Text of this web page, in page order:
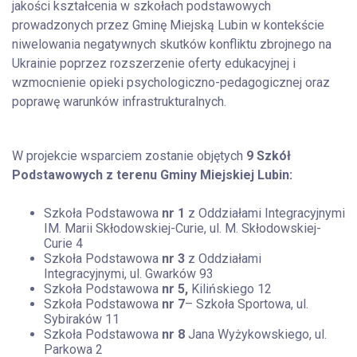
jakości kształcenia w szkołach podstawowych
prowadzonych przez Gminę Miejską Lubin w kontekście
niwelowania negatywnych skutków konfliktu zbrojnego na
Ukrainie poprzez rozszerzenie oferty edukacyjnej i
wzmocnienie opieki psychologiczno-pedagogicznej oraz
poprawę warunków infrastrukturalnych.
W projekcie wsparciem zostanie objętych 9 Szkół
Podstawowych z terenu Gminy Miejskiej Lubin:
Szkoła Podstawowa nr 1 z Oddziałami Integracyjnymi
IM. Marii Skłodowskiej-Curie, ul. M. Skłodowskiej-
Curie 4
Szkoła Podstawowa nr 3 z Oddziałami
Integracyjnymi, ul. Gwarków 93
Szkoła Podstawowa nr 5, Kilińskiego 12
Szkoła Podstawowa nr 7– Szkoła Sportowa, ul.
Sybiraków 11
Szkoła Podstawowa nr 8 Jana Wyżykowskiego, ul.
Parkowa 2